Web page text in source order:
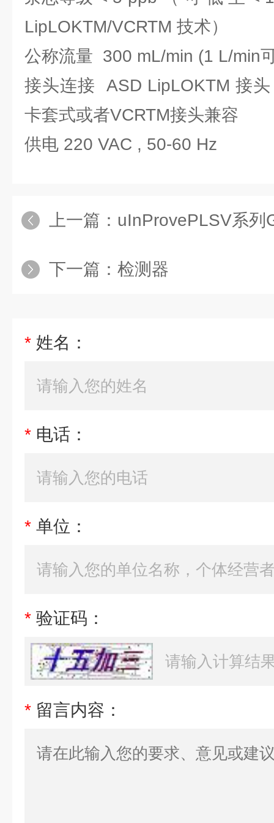
LipLOKTM/VCRTM 技术）
公称流量 300 mL/min (1 L/min
接头连接 ASD LipLOKTM 接
卡套式或者VCRTM接头兼容
供电 220 VAC , 50-60 Hz
上一篇： uInProvePLSV系列
下一篇： 检测器
* 姓名：
* 电话：
* 单位：
* 验证码：
* 留言内容：